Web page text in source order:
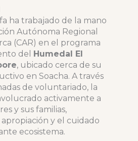
ha trabajado de la mano
Autónoma Regional
(CAR) en el programa
del Humedal El
, ubicado cerca de su
en Soacha. A través
de voluntariado, la
activamente a
y sus familias,
y el cuidado
ecosistema.